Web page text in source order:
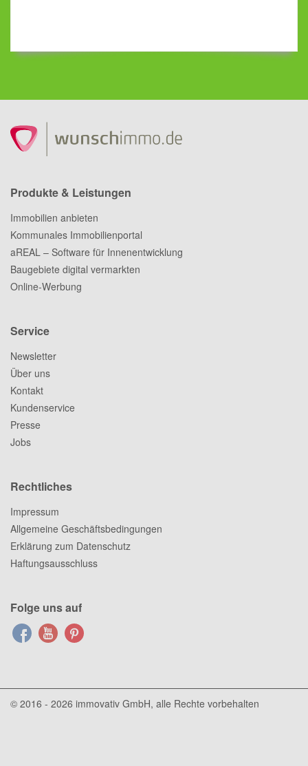
Produkte & Leistungen
Immobilien anbieten
Kommunales Immobilienportal
aREAL – Software für Innenentwicklung
Baugebiete digital vermarkten
Online-Werbung
Service
Newsletter
Über uns
Kontakt
Kundenservice
Presse
Jobs
Rechtliches
Impressum
Allgemeine Geschäftsbedingungen
Erklärung zum Datenschutz
Haftungsausschluss
Folge uns auf
© 2016 - 2026 immovativ GmbH, alle Rechte vorbehalten